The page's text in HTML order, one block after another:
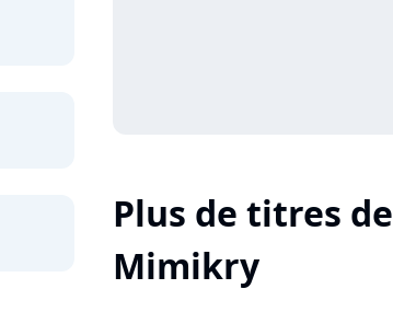
Plus de titres de
Mimikry